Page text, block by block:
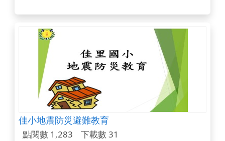
佳小地震防災避難教育
點閱數 1,283 下載數 31